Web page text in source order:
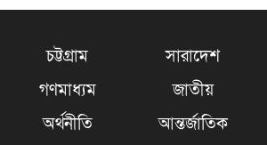
চট্টগ্রাম
সারাদেশ
গণমাধ্যম
জাতীয়
অর্থনীতি
আন্তর্জাতিক